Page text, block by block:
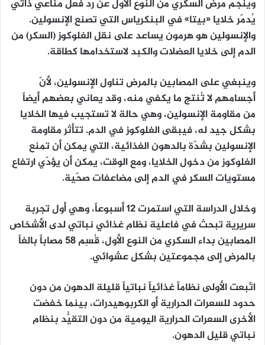
وينجم مرض السكري من النوع الأول عن ردّ فعل مناعي ذاتي
يُدمّر خلايا «بيتا» في البنكرياس التي تصنع الإنسولين.
والإنسولين هو هرمون يساعد على نقل الغلوكوز (السكر) من
الدم إلى خلايا العضلات والكبد لاستخدامها كطاقة.
وينبغي على المصابين بالمرض تناول الإنسولين، لأنّ
أجسامهم لا تُنتج ما يكفي منه، وقد يعاني بعضهم أيضاً
من مقاومة الإنسولين، وهي حالة لا تستجيب فيها الخلايا
بشكل جيد له، فيبقى الغلوكوز في الدم. تتأثر مقاومة
الإنسولين بشدّة بالدهون الغذائية، التي يمكن أن تمنع
الغلوكوز من دخول الخلايا، ومع الوقت، يمكن أن يؤدّي ارتفاع
مستويات السكر في الدم إلى مضاعفات صحّية.
وخلال الدراسة التي استمرت 12 أسبوعاً، وهي أول تجربة
سريرية تبحث في فاعلية نظام غذائي نباتي لدى الأشخاص
المصابين بداء السكري من النوع الأول، قُسِم 58 مصاباً بالغاً
بالمرض إلى مجموعتين بشكل عشوائي.
اتّبعت الأولى نظاماً غذائياً نباتياً قليلة الدهون من دون
حدود للسعرات الحرارية أو الكربوهيدرات، بينما خفضت
الأخرى السعرات الحرارية اليومية من دون التقيُّد بنظام
نباتي قليل الدهون.